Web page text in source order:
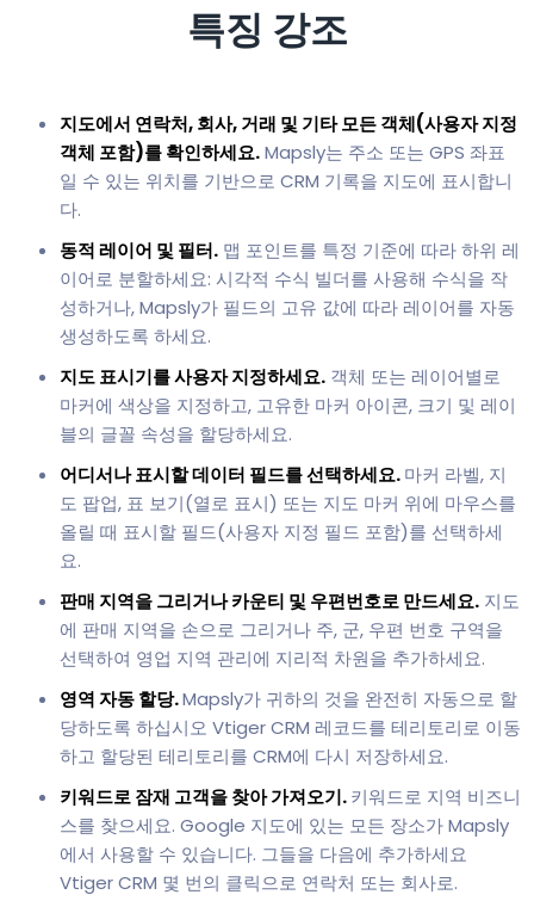
특징 강조
지도에서 연락처, 회사, 거래 및 기타 모든 객체(사용자 지정
객체 포함)를 확인하세요.Mapsly는 주소 또는 GPS 좌표
일 수 있는 위치를 기반으로 CRM 기록을 지도에 표시합니
다.
동적 레이어 및 필터. 맵 포인트를 특정 기준에 따라 하위 레
이어로 분할하세요: 시각적 수식 빌더를 사용해 수식을 작
성하거나, Mapsly가 필드의 고유 값에 따라 레이어를 자동
생성하도록 하세요.
지도 표시기를 사용자 지정하세요. 객체 또는 레이어별로
마커에 색상을 지정하고, 고유한 마커 아이콘, 크기 및 레이
블의 글꼴 속성을 할당하세요.
어디서나 표시할 데이터 필드를 선택하세요.마커 라벨, 지
도 팝업, 표 보기(열로 표시) 또는 지도 마커 위에 마우스를
올릴 때 표시할 필드(사용자 지정 필드 포함)를 선택하세
요.
판매 지역을 그리거나 카운티 및 우편번호로 만드세요. 지도
에 판매 지역을 손으로 그리거나 주, 군, 우편 번호 구역을
선택하여 영업 지역 관리에 지리적 차원을 추가하세요.
영역 자동 할당.Mapsly가 귀하의 것을 완전히 자동으로 할
당하도록 하십시오 Vtiger CRM 레코드를 테리토리로 이동
하고 할당된 테리토리를 CRM에 다시 저장하세요.
키워드로 잠재 고객을 찾아 가져오기.키워드로 지역 비즈니
스를 찾으세요. Google 지도에 있는 모든 장소가 Mapsly
에서 사용할 수 있습니다. 그들을 다음에 추가하세요
Vtiger CRM 몇 번의 클릭으로 연락처 또는 회사로.